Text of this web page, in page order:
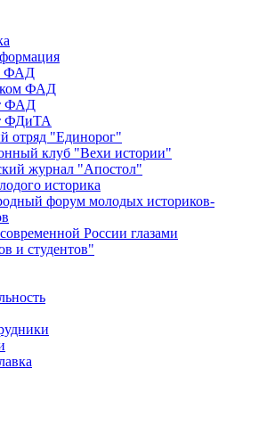
ФАД
ФАД
ФАД
ФДиТА
отряд "Единорог"
клуб "Вехи истории"
журнал "Апостол"
историка
форум молодых историков-
России глазами
и студентов"